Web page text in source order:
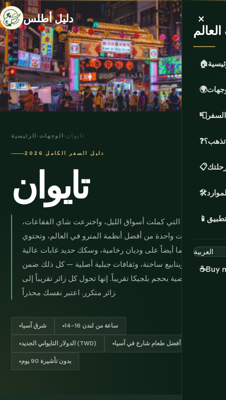
دليل أطلس ×
🏠
🌍
📮
❓تذهب؟
📋
🛠️
📱
☕Buy
الرئيسية › الوجهات › تايوان
دليل السفر الكامل 2026
تايوان
الجزيرة التي كملت أسواق الليل، واخترعت شاي الفقاعات،
وبنت واحدة من أفضل أنظمة المترو في العالم، وتحتوي
بطريقة ما أيضاً على وديان رخامية، وسكك حديد غابات عالية
الارتفاع، وينابيع ساخنة، وثقافات جبلية أصلية — كل ذلك ضمن
مساحة أرضية بحجم بلجيكا تقريباً. إنها تحول كل زائر تقريباً إلى
زائر متكرر. اعتبر نفسك محذراً.
شرق آسيا 14–16 ساعة من لندن
الدولار التايواني الجديد (TWD) أفضل طعام شارع في آسيا
بدون تأشيرة 90 يوم